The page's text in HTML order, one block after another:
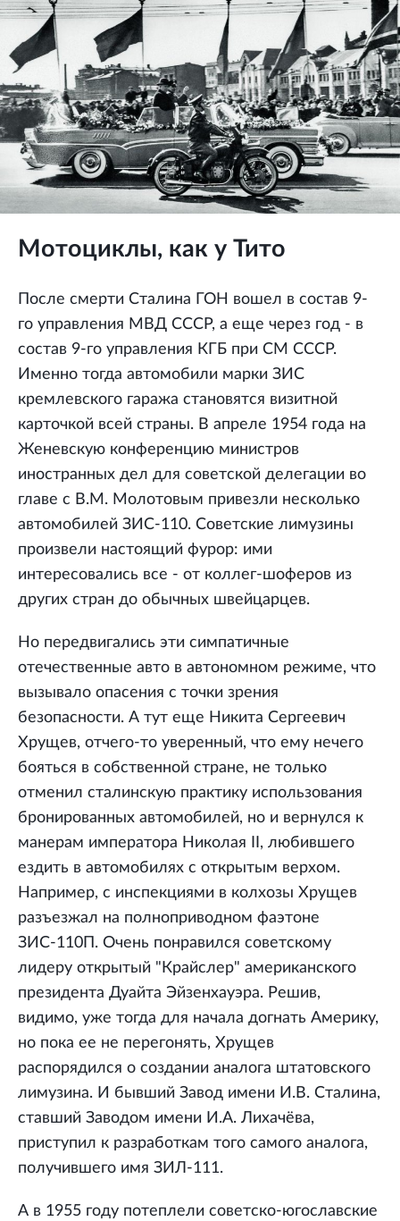
Мотоциклы, как у Тито
После смерти Сталина ГОН вошел в состав 9-
го управления МВД СССР, а еще через год - в
состав 9-го управления КГБ при СМ СССР.
Именно тогда автомобили марки ЗИС
кремлевского гаража становятся визитной
карточкой всей страны. В апреле 1954 года на
Женевскую конференцию министров
иностранных дел для советской делегации во
главе с В.М. Молотовым привезли несколько
автомобилей ЗИС-110. Советские лимузины
произвели настоящий фурор: ими
интересовались все - от коллег-шоферов из
других стран до обычных швейцарцев.
Но передвигались эти симпатичные
отечественные авто в автономном режиме, что
вызывало опасения с точки зрения
безопасности. А тут еще Никита Сергеевич
Хрущев, отчего-то уверенный, что ему нечего
бояться в собственной стране, не только
отменил сталинскую практику использования
бронированных автомобилей, но и вернулся к
манерам императора Николая II, любившего
ездить в автомобилях с открытым верхом.
Например, с инспекциями в колхозы Хрущев
разъезжал на полноприводном фаэтоне
ЗИС-110П. Очень понравился советскому
лидеру открытый "Крайслер" американского
президента Дуайта Эйзенхауэра. Решив,
видимо, уже тогда для начала догнать Америку,
но пока ее не перегонять, Хрущев
распорядился о создании аналога штатовского
лимузина. И бывший Завод имени И.В. Сталина,
ставший Заводом имени И.А. Лихачёва,
приступил к разработкам того самого аналога,
получившего имя ЗИЛ-111.
А в 1955 году потеплели советско-югославские